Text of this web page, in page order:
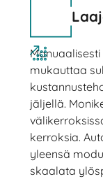
mukauttaa
jäljellä.
kerroksia.
yleensä
skaalata